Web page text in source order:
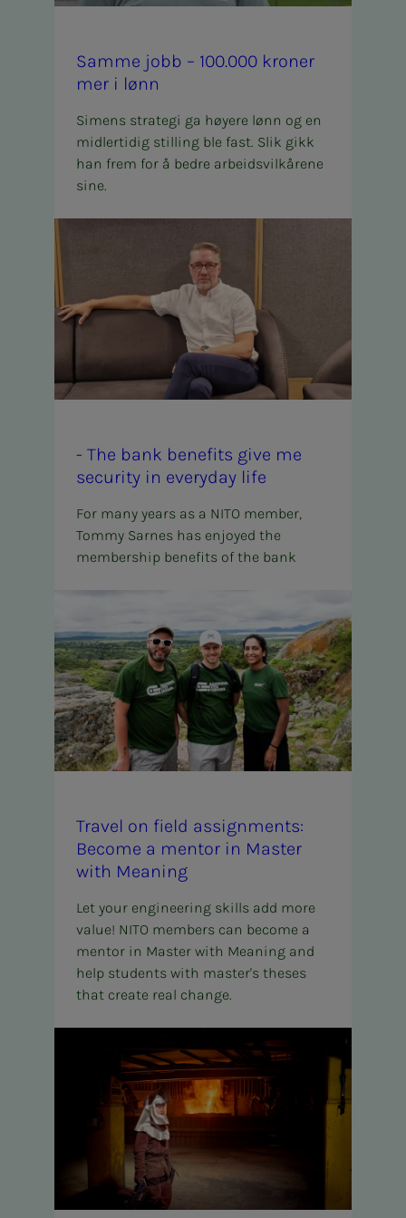
Samme jobb – 100.000 kro­n­er
mer i lønn
Simens strategi ga høyere lønn og en
midlertidig stilling ble fast. Slik gikk
han frem for å bedre arbeidsvilkårene
sine.
- The bank ben­e­­­fits give me
se­cu­ri­­­ty in every­­­day life
For many years as a NITO member,
Tommy Sarnes has enjoyed the
membership benefits of the bank
Trav­el on field as­sign­­­ments:
Be­­­come a men­­­tor in Mas­ter
with Mean­ing
Let your engineering skills add more
value! NITO members can become a
mentor in Master with Meaning and
help students with master's theses
that create real change.